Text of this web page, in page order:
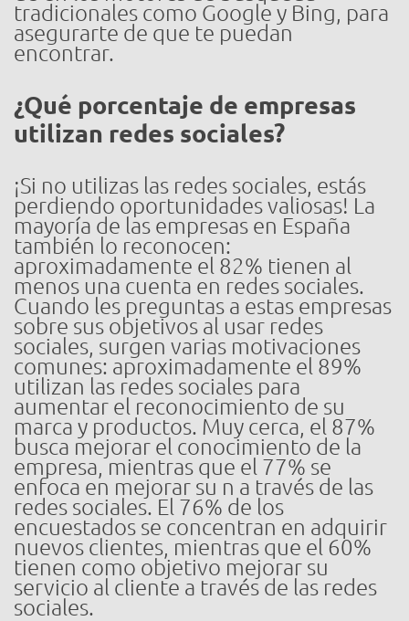
tradicionales como Google y Bing, para
asegurarte de que te puedan
encontrar.
¿Qué porcentaje de empresas
utilizan redes sociales?
¡Si no utilizas las redes sociales, estás
perdiendo oportunidades valiosas! La
mayoría de las empresas en España
también lo reconocen:
aproximadamente el 82% tienen al
menos una cuenta en redes sociales.
Cuando les preguntas a estas empresas
sobre sus objetivos al usar redes
sociales, surgen varias motivaciones
comunes: aproximadamente el 89%
utilizan las redes sociales para
aumentar el reconocimiento de su
marca y productos. Muy cerca, el 87%
busca mejorar el conocimiento de la
empresa, mientras que el 77% se
enfoca en mejorar su n a través de las
redes sociales. El 76% de los
encuestados se concentran en adquirir
nuevos clientes, mientras que el 60%
tienen como objetivo mejorar su
servicio al cliente a través de las redes
sociales.